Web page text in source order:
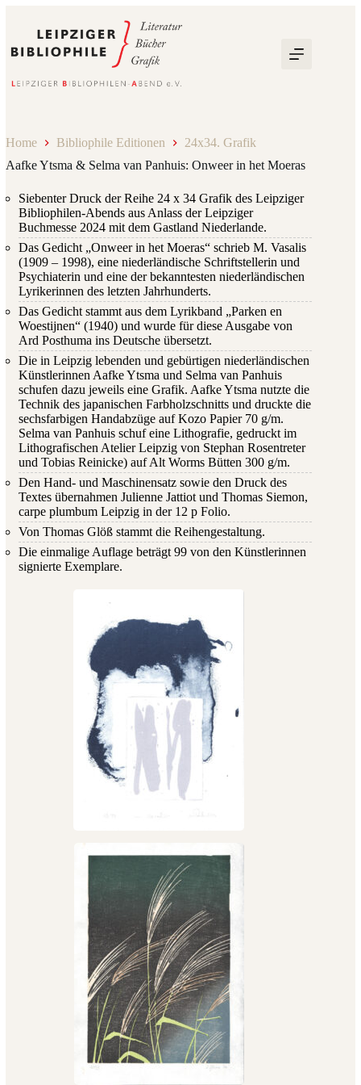
springen
Home Bibliophile Editionen
24x34. Grafik
Aafke Ytsma & Selma van Panhuis: Onweer in het Moeras
Siebenter Druck der Reihe 24 x 34 Grafik des Leipziger
Bibliophilen-Abends aus Anlass der Leipziger
Buchmesse 2024 mit dem Gastland Niederlande.
Das Gedicht „Onweer in het Moeras“ schrieb M. Vasalis
(1909 – 1998), eine niederländische Schriftstellerin und
Psychiaterin und eine der bekanntesten niederländischen
Lyrikerinnen des letzten Jahrhunderts.
Das Gedicht stammt aus dem Lyrikband „Parken en
Woestijnen“ (1940) und wurde für diese Ausgabe von
Ard Posthuma ins Deutsche übersetzt.
Die in Leipzig lebenden und gebürtigen niederländischen
Künstlerinnen Aafke Ytsma und Selma van Panhuis
schufen dazu jeweils eine Grafik. Aafke Ytsma nutzte die
Technik des japanischen Farbholzschnitts und druckte die
sechsfarbigen Handabzüge auf Kozo Papier 70 g/m.
Selma van Panhuis schuf eine Lithografie, gedruckt im
Lithografischen Atelier Leipzig von Stephan Rosentreter
und Tobias Reinicke) auf Alt Worms Bütten 300 g/m.
Den Hand- und Maschinensatz sowie den Druck des
Textes übernahmen Julienne Jattiot und Thomas Siemon,
carpe plumbum Leipzig in der 12 p Folio.
Von Thomas Glöß stammt die Reihengestaltung.
Die einmalige Auflage beträgt 99 von den Künstlerinnen
signierte Exemplare.